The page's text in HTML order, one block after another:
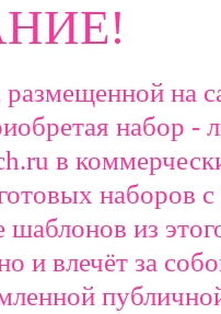
на
набор -
в
наборов
из
и влечёт за